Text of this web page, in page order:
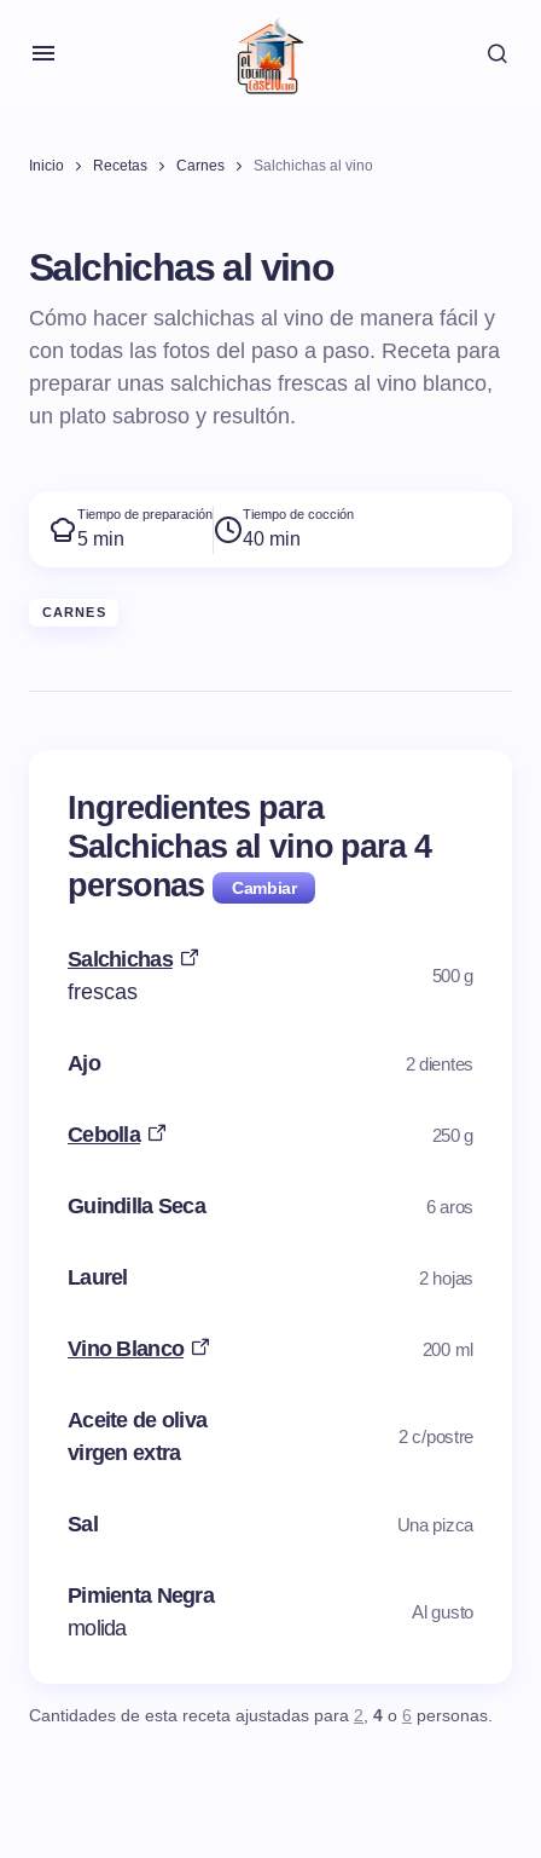
Inicio Recetas Carnes Salchichas al vino
Salchichas al vino
Cómo hacer salchichas al vino de manera fácil y
con todas las fotos del paso a paso. Receta para
preparar unas salchichas frescas al vino blanco,
un plato sabroso y resultón.
Tiempo de preparación
5 min
Tiempo de cocción
40 min
CARNES
Ingredientes para
Salchichas al vino para4
personas
Salchichas
frescas
500 g
Ajo 2 dientes
Cebolla 250 g
Guindilla Seca 6 aros
Laurel 2 hojas
Vino Blanco 200 ml
Aceite de oliva
virgen extra
2 c/postre
Sal Una pizca
Pimienta Negra
molida
Al gusto
Cantidades de esta receta ajustadas para 2, 4 o 6 personas.